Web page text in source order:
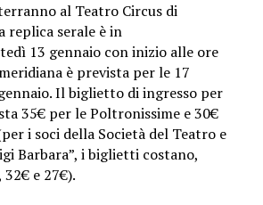
al Teatro Circus di
replica serale è in
13 gennaiocon inizio alle ore
è prevista per le 17
. Il biglietto di ingresso per
35€ per le Poltronissime e 30€
i soci della Società del Teatro e
Barbara”, i biglietti costano,
e 27€).